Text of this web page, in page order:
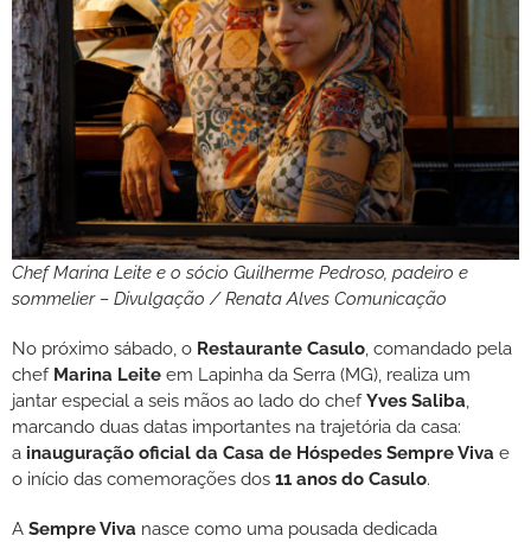
Chef Marina Leite e o sócio Guilherme Pedroso, padeiro e
sommelier – Divulgação / Renata Alves Comunicação
No próximo sábado, o Restaurante Casulo, comandado pela
chef Marina Leite em Lapinha da Serra (MG), realiza um
jantar especial a seis mãos ao lado do chefYves Saliba,
marcando duas datas importantes na trajetória da casa:
a inauguração oficial da Casa de Hóspedes Sempre Viva e
o início das comemorações dos 11 anos do Casulo.
A Sempre Viva nasce como uma pousada dedicada